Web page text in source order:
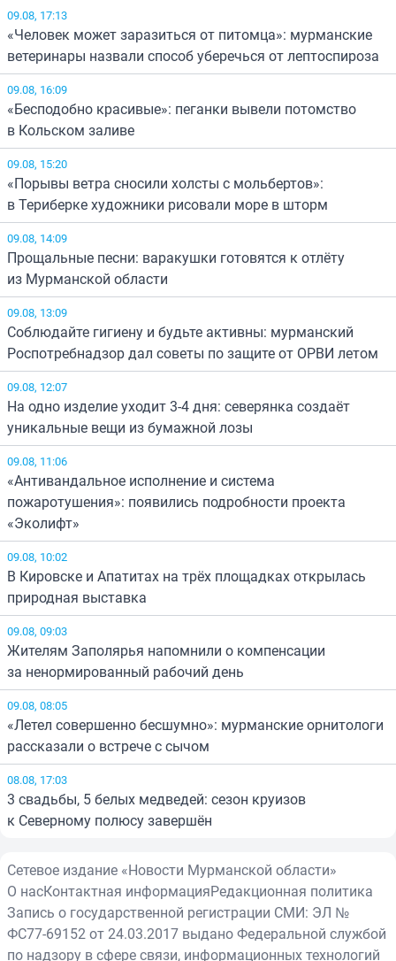
09.08, 17:13
«Человек может заразиться от питомца»: мурманские
ветеринары назвали способ уберечься от лептоспироза
09.08, 16:09
«Бесподобно красивые»: пеганки вывели потомство
в Кольском заливе
09.08, 15:20
«Порывы ветра сносили холсты с мольбертов»:
в Териберке художники рисовали море в шторм
09.08, 14:09
Прощальные песни: варакушки готовятся к отлёту
из Мурманской области
09.08, 13:09
Соблюдайте гигиену и будьте активны: мурманский
Роспотребнадзор дал советы по защите от ОРВИ летом
09.08, 12:07
На одно изделие уходит 3-4 дня: северянка создаёт
уникальные вещи из бумажной лозы
09.08, 11:06
«Антивандальное исполнение и система
пожаротушения»: появились подробности проекта
«Эколифт»
09.08, 10:02
В Кировске и Апатитах на трёх площадках открылась
природная выставка
09.08, 09:03
Жителям Заполярья напомнили о компенсации
за ненормированный рабочий день
09.08, 08:05
«Летел совершенно бесшумно»: мурманские орнитологи
рассказали о встрече с сычом
08.08, 17:03
3 свадьбы, 5 белых медведей: сезон круизов
к Северному полюсу завершён
Сетевое издание «Новости Мурманской области»
О насКонтактная информацияРедакционная политика
Запись о государственной регистрации СМИ: ЭЛ №
ФС77-69152 от 24.03.2017 выдано Федеральной службой
по надзору в сфере связи, информационных технологий